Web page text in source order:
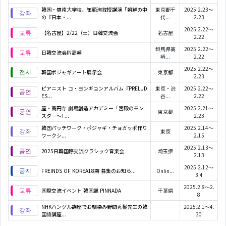
韓国・嶺南大学校、崔範洵教授講演「朝鮮の中
の『日本・...
東京都千
代...
2025.2.23～
2.23
【名古屋】2/22（土）日韓交流会 名古屋
2025.2.22～
2.22
日韓交流会IN高崎
群馬県高
崎...
2025.2.22～
2.22
韓国ポジャギアート展示会 東京都
2025.2.22～
2.23
ピアニスト コ・ヨンギョンアルバム『PRELUD
ES...
東京・渋
谷...
2025.2.22～
2.22
座・高円寺 劇場創造アカデミー「宮殿のモン
スター～T...
東京都
2025.2.21～
2.23
韓国パッチワーク・ポジャギ・チョガッポ作り
ワークシ...
東京
2025.2.14～
2.15
2025日韓国際交流クラシック音楽会 埼玉県
2025.2.13～
2.13
FREINDS OF KOREA18期 募集のお知ら... Onlin...
2025.2.12～
3.4
国際交流イベント 韓国編 PINNADA 千葉県
2025.2.8～2.
8
NHKハングル講座でお馴染み野間秀樹先生の韓
国語講座...
2025.2.1～4.
30